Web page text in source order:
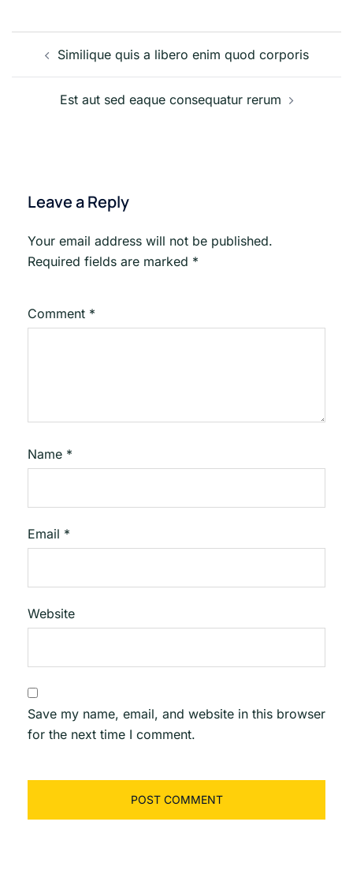
navigation
Similique quis a libero enim quod corporis
Est aut sed eaque consequatur rerum
Leave a Reply
Your email address will not be published.
Required fields are marked *
Comment *
Name *
Email *
Website
Save my name, email, and website in this browser
for the next time I comment.